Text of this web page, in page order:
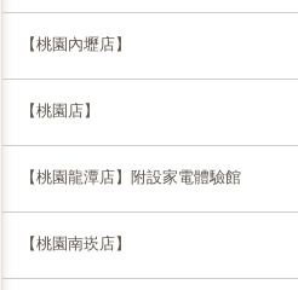
【桃園內壢店】
【桃園店】
【桃園龍潭店】附設家電體驗館
【桃園南崁店】